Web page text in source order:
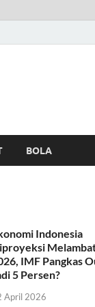
BOLA
Indonesia
IMF Pangkas
5 Persen?
April 2026